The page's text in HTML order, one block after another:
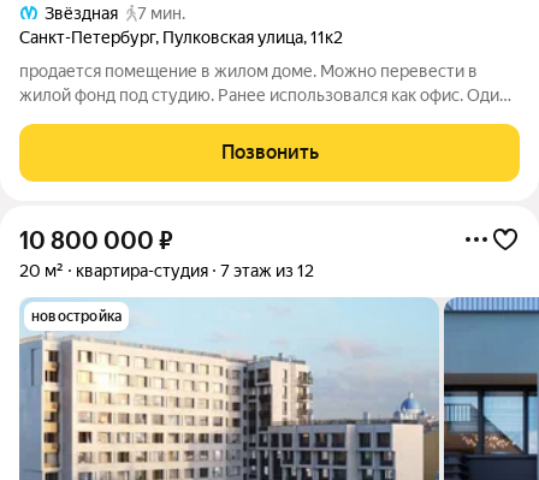
Звёздная
7 мин.
Санкт-Петербург, Пулковская улица,11к2
продается помещение в жилом доме. Можно перевести в
жилой фонд под студию. Ранее использовался как офис. Один
15 м,Этаж: 1 из 9,Высота потолков: 2.6 м,Санузел:
Раздельный,Окна: Во
Позвонить
10 800 000 ₽
20 м² квартира-студия 7 этаж из 12
новостройка